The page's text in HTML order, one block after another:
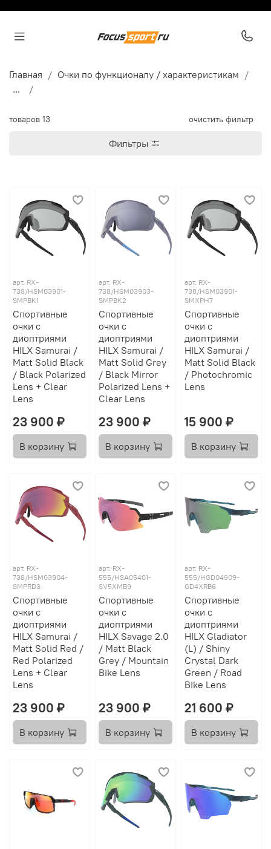
Главная
Очки по функционалу / характеристикам
...
товаров 13 очистить фильтр
Фильтры
арт. RX-
738/HSM03901-
SMPBK1
Спортивные
очки с
диоптриями
HILX Samurai /
Matt Solid Black
/ Black Polarized
Lens + Clear
Lens
23 900 ₽
В корзину
арт. RX-
738/HSM03903-
SMPBK2
Спортивные
очки с
диоптриями
HILX Samurai /
Matt Solid Grey
/ Black Mirror
Polarized Lens +
Clear Lens
23 900 ₽
В корзину
арт. RX-
738/HSM03901-
SMXPH7
Спортивные
очки с
диоптриями
HILX Samurai /
Matt Solid Black
/ Photochromic
Lens
15 900 ₽
В корзину
арт. RX-
738/HSM03904-
SMPRD3
Спортивные
очки с
диоптриями
HILX Samurai /
Matt Solid Red /
Red Polarized
Lens + Clear
Lens
23 900 ₽
В корзину
арт. RX-
555/HSA05401-
SV5XMB9
Спортивные
очки с
диоптриями
HILX Savage 2.0
/ Matt Black
Grey / Mountain
Bike Lens
23 900 ₽
В корзину
арт. RX-
555/HGD04909-
GD4XRB6
Спортивные
очки с
диоптриями
HILX Gladiator
(L) / Shiny
Crystal Dark
Green / Road
Bike Lens
21 600 ₽
В корзину